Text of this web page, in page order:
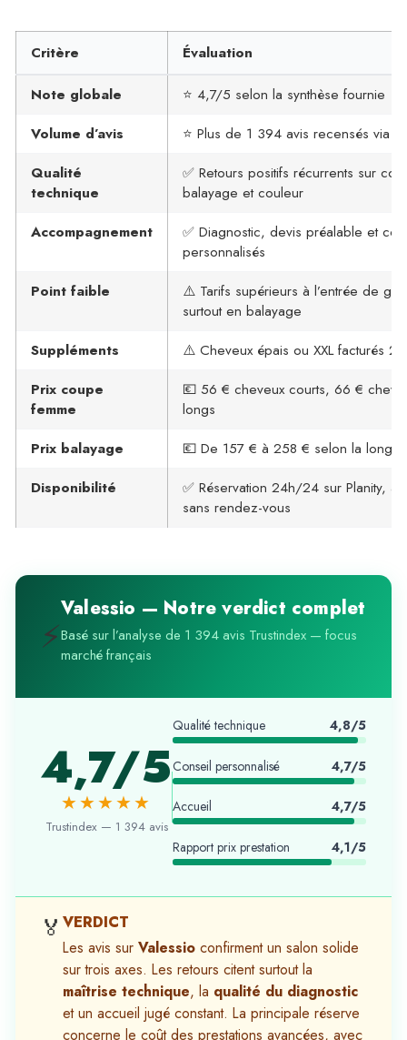
Critère Évaluation
Note globale
⭐ 4,7/5 selon la synthèse fournie
Volume d’avis
⭐ Plus de 1 394 avis recensés via
Qualité
technique
✅ Retours positifs récurrents sur
balayage et couleur
Accompagnement
✅ Diagnostic, devis préalable et
personnalisés
Point faible
⚠️ Tarifs supérieurs à l’entrée de
surtout en balayage
Suppléments
⚠️ Cheveux épais ou XXL facturés
Prix coupe
femme
💶 56 € cheveux courts, 66 €
longs
Prix balayage
💶 De 157 € à 258 € selon la
Disponibilité
✅ Réservation 24h/24 sur Planity,
sans rendez-vous
⚡
Valessio — Notre verdict complet
Basé sur l’analyse de 1 394 avis Trustindex — focus
marché français
4,7/5
★★★★★
Trustindex — 1 394 avis
Qualité technique 4,8/5
Conseil personnalisé 4,7/5
Accueil 4,7/5
Rapport prix prestation 4,1/5
🏅 VERDICT
Les avis sur Valessio confirment un salon solide
sur trois axes. Les retours citent surtout la
maîtrise technique, la qualité du diagnostic
et un accueil jugé constant. La principale réserve
concerne le coût des prestations avancées, avec